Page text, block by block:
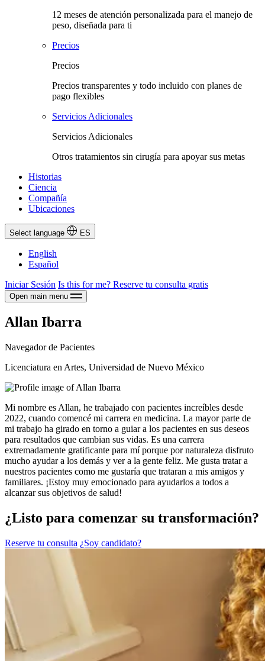
12 meses de atención personalizada para el manejo de
peso, diseñada para ti
Precios
Precios
Precios transparentes y todo incluido con planes de
pago flexibles
Servicios Adicionales
Servicios Adicionales
Otros tratamientos sin cirugía para apoyar sus metas
Historias
Ciencia
Compañía
Ubicaciones
Select language ES
English
Español
Iniciar Sesión Is this for me? Reserve tu consulta gratis
Open main menu
Allan Ibarra
Navegador de Pacientes
Licenciatura en Artes, Universidad de Nuevo México
Mi nombre es Allan, he trabajado con pacientes increíbles desde
2022, cuando comencé mi carrera en medicina. La mayor parte de
mi trabajo ha girado en torno a guiar a los pacientes en sus deseos
para resultados que cambian sus vidas. Es una carrera
extremadamente gratificante para mí porque por naturaleza disfruto
mucho ayudar a los demás y ver a la gente feliz. Me gusta tratar a
nuestros pacientes como me gustaría que trataran a mis amigos y
familiares. ¡Estoy muy emocionado para ayudarlos a todos a
alcanzar sus objetivos de salud!
¿Listo para comenzar su transformación?
Reserve tu consulta ¿Soy candidato?